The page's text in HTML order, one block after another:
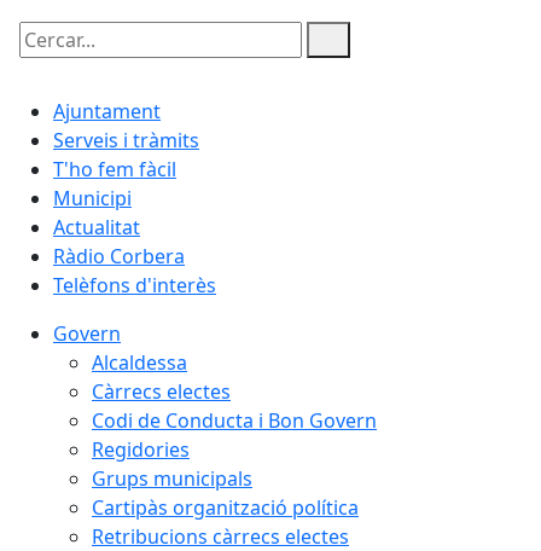
Cercar:
Ajuntament
Serveis i tràmits
T'ho fem fàcil
Municipi
Actualitat
Ràdio Corbera
Telèfons d'interès
Govern
Alcaldessa
Càrrecs electes
Codi de Conducta i Bon Govern
Regidories
Grups municipals
Cartipàs organització política
Retribucions càrrecs electes